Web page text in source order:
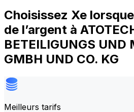
Choisissez Xe
de l’argent à
BETEILIGUNGS UND
GMBH UND CO. KG
Meilleurs tarifs